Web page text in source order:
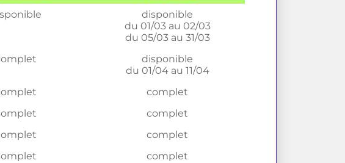
disponible
du 01/03 au 02/03
du 05/03 au 31/03
disponible
du 01/04 au 11/04
complet
complet
complet
complet